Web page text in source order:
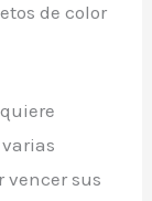
de color
vencer sus